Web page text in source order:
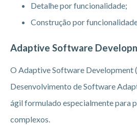
Detalhe por funcionalidade;
Construção por
Adaptive Software
O Adaptive Software Development
Desenvolvimento de Software
ágil formulado especialmente para
complexos.